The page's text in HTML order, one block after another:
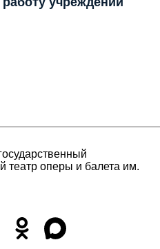
театр оперы и балета им.